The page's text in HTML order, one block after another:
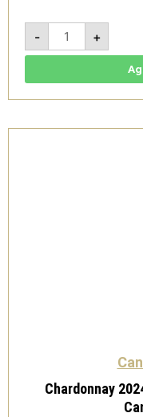
-
Pinot
Bianco
2024
-
DOC
di
+
Chardonnay